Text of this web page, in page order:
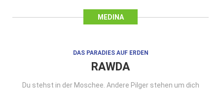
MEDINA
DAS PARADIES AUF ERDEN
RAWDA
Du stehst in der Moschee. Andere Pilger stehen um dich